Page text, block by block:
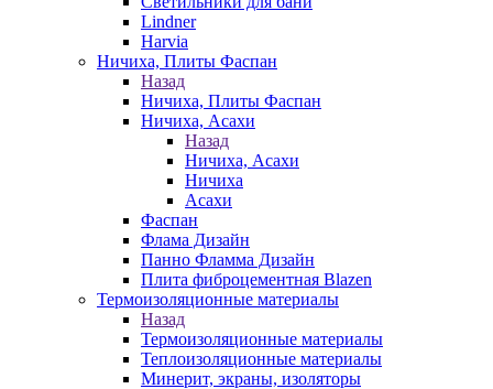
Lindner
Harvia
Ничиха, Плиты Фаспан
Назад
Ничиха, Плиты Фаспан
Ничиха, Асахи
Назад
Ничиха, Асахи
Ничиха
Асахи
Фаспан
Флама Дизайн
Панно Фламма Дизайн
Плита фиброцементная Blazen
Термоизоляционные материалы
Назад
Термоизоляционные материалы
Теплоизоляционные материалы
Минерит, экраны, изоляторы